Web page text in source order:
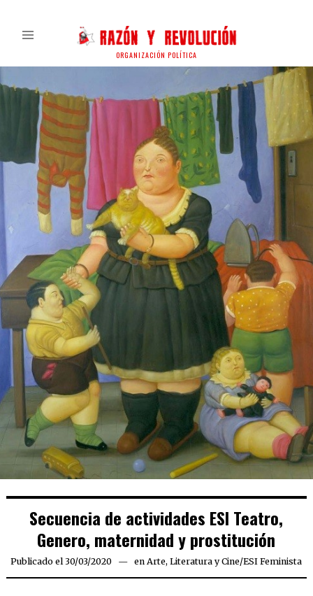
ORGANIZACIÓN POLÍTICA
Secuencia de actividades ESI Teatro,
Genero, maternidad y prostitución
Publicado el 30/03/2020 13/08/2021
en Arte, Literatura y Cine/ESI Feminista